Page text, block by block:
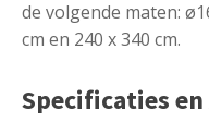
de volgende maten:
cm en 240 x 340 cm.
Specificaties